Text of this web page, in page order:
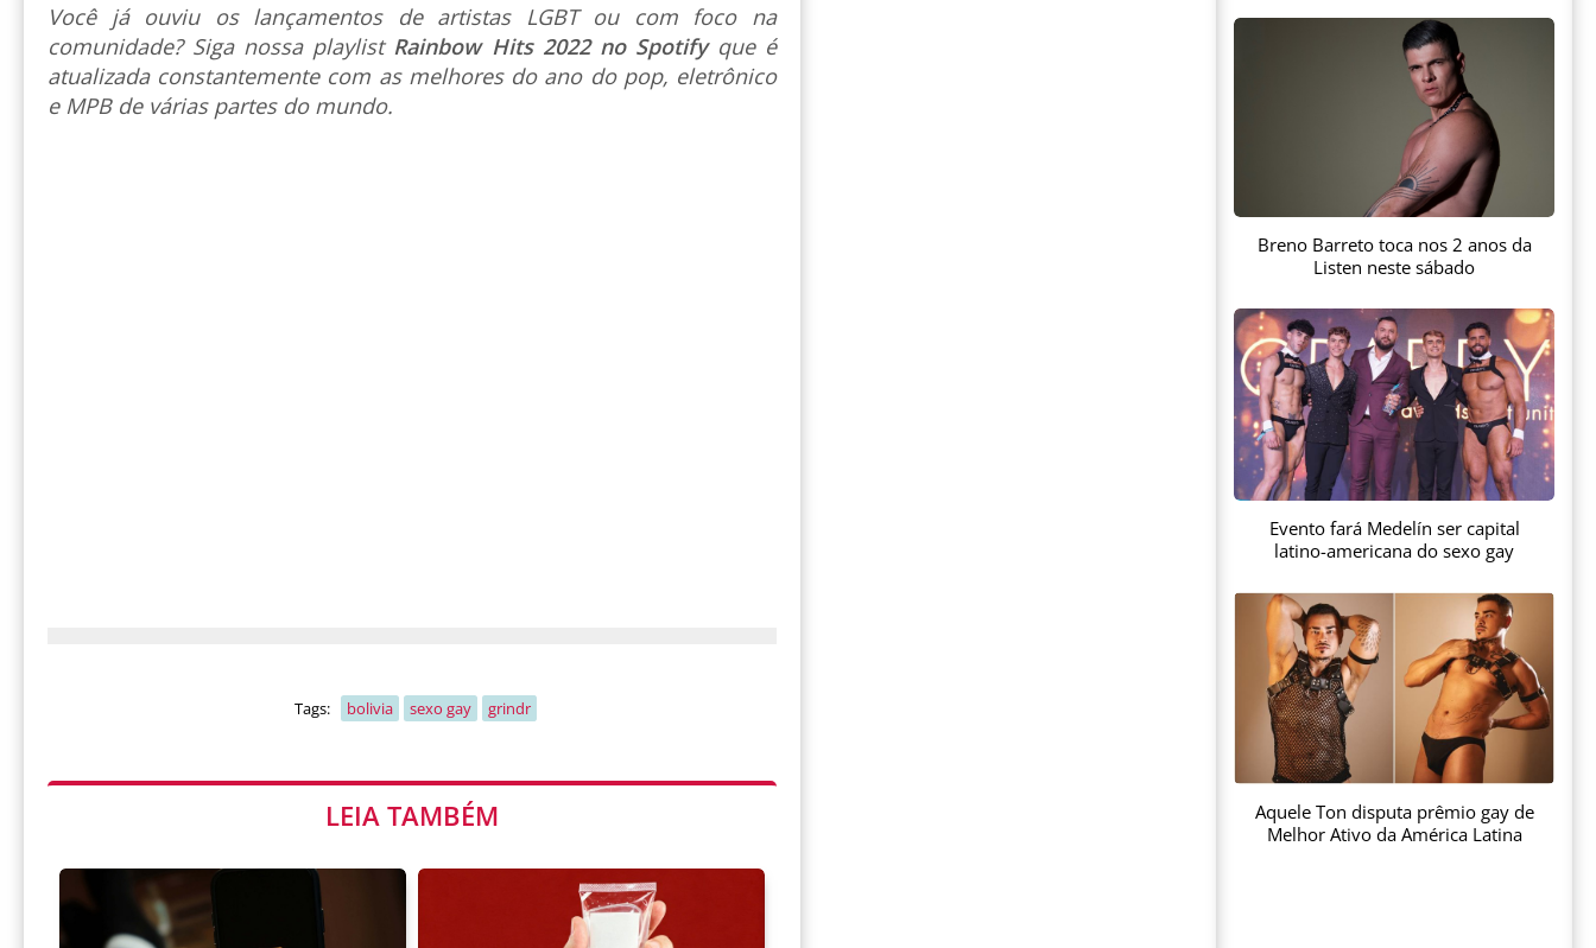
Você já ouviu os lançamentos de artistas LGBT ou com foco na
comunidade? Siga nossa playlist Rainbow Hits 2022 no Spotify que é
atualizada constantemente com as melhores do ano do pop, eletrônico
e MPB de várias partes do mundo.
Tags: bolivia sexo gay grindr
LEIA TAMBÉM
Breno Barreto toca nos 2 anos da
Listen neste sábado
Evento fará Medelín ser capital
latino-americana do sexo gay
Aquele Ton disputa prêmio gay de
Melhor Ativo da América Latina